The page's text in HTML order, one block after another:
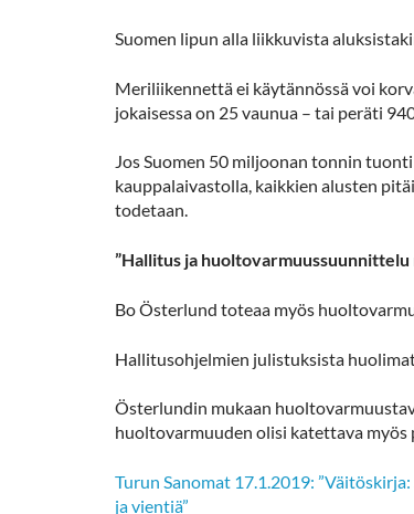
Suomen lipun alla liikkuvista
Meriliikennettä ei käytännössä voi
jokaisessa on 25 vaunua – tai peräti
Jos Suomen 50 miljoonan tonnin
kauppalaivastolla, kaikkien alusten
todetaan.
”Hallitus ja huoltovarmuussuunnittelu
Bo Österlund toteaa myös
Hallitusohjelmien julistuksista
Österlundin mukaan
huoltovarmuuden olisi katettava
Turun Sanomat 17.1.2019:
ja vientiä”